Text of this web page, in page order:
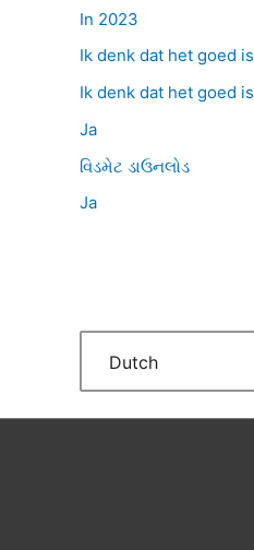
In 2023
Ik denk dat het goed is
Ik denk dat het goed is
Ja
વિડમેટ ડાઉનલોડ
Ja
Dutch